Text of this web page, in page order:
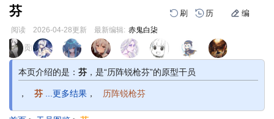
芬 刷 历 编
阅读 2026-04-28更新 最新编辑: 赤鬼白柒
跳
到
跳
到
页面贡献者 :
本页介绍的是： 芬 ，是“历阵锐枪芬”的原型干员
， 芬 ...更多结果 ， 历阵锐枪芬